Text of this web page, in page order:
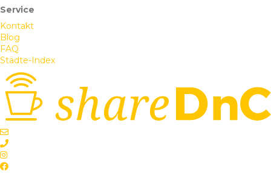
Service
Kontakt
Blog
FAQ
Städte-Index